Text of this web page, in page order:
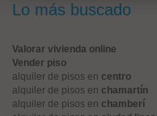
Lo más buscado
Valorar vivienda online
Vender piso
alquiler de pisos en centro
alquiler de pisos en chamartín
alquiler de pisos en chamberí